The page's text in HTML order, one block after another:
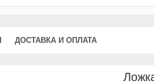
ДОСТАВКА И ОПЛАТА